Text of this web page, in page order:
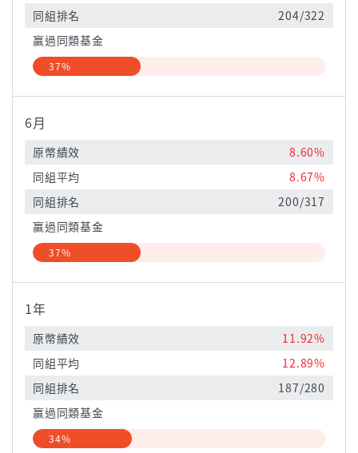
同組排名
204/322
贏過同類基金
37%
6月
原幣績效
8.60%
同組平均
8.67%
同組排名
200/317
贏過同類基金
37%
1年
原幣績效
11.92%
同組平均
12.89%
同組排名
187/280
贏過同類基金
34%